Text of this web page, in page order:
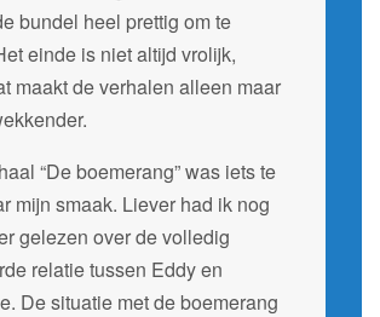
bundel heel prettig om te
einde is niet altijd vrolijk,
maakt de verhalen alleen maar
“De boemerang” was iets te
mijn smaak. Liever had ik nog
gelezen over de volledig
relatie tussen Eddy en
De situatie met de boemerang